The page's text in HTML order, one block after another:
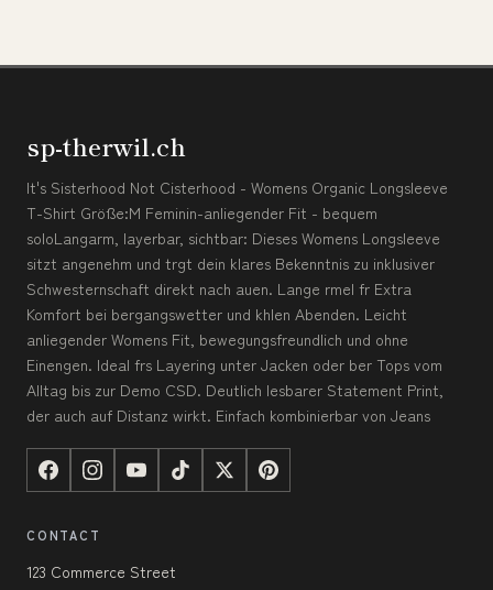
sp-therwil.ch
It's Sisterhood Not Cisterhood - Womens Organic Longsleeve
T-Shirt Größe:M Feminin-anliegender Fit - bequem
soloLangarm, layerbar, sichtbar: Dieses Womens Longsleeve
sitzt angenehm und trgt dein klares Bekenntnis zu inklusiver
Schwesternschaft direkt nach auen. Lange rmel fr Extra
Komfort bei bergangswetter und khlen Abenden. Leicht
anliegender Womens Fit, bewegungsfreundlich und ohne
Einengen. Ideal frs Layering unter Jacken oder ber Tops vom
Alltag bis zur Demo CSD. Deutlich lesbarer Statement Print,
der auch auf Distanz wirkt. Einfach kombinierbar von Jeans
CONTACT
123 Commerce Street